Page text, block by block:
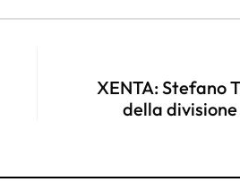
XENTA: Stefano
della